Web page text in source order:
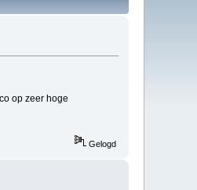
op zeer hoge
Gelogd